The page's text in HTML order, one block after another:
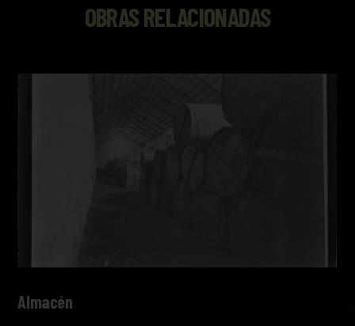
OBRAS RELACIONADAS
Almacén